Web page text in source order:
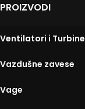
PROIZVODI
Ventilatori i Turbine
Vazdušne zavese
Vage